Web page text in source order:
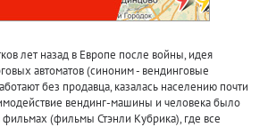
лет назад в Европе после войны, идея
автоматов (синоним - вендинговые
без продавца, казалась населению почти
вендинг-машины и человека было
(фильмы Стэнли Кубрика), где все